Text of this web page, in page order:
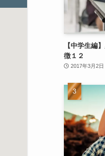
【中学生編
徴１２
2017年3月2日